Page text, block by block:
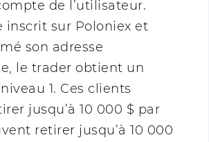
de l’utilisateur.
inscrit sur Poloniex et
son adresse
le trader obtient un
1. Ces clients
jusqu’à 10 000 $ par
retirer jusqu’à 10 000